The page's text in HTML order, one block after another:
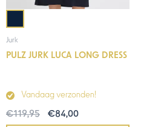
Jurk
PULZ JURK LUCA LONG DRESS
Vandaag verzonden!
€119,95 €84,00